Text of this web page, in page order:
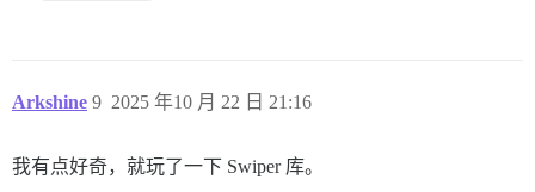
Arkshine 2025 年10 月 22 日 21:16
9
我有点好奇，就玩了一下 Swiper 库。